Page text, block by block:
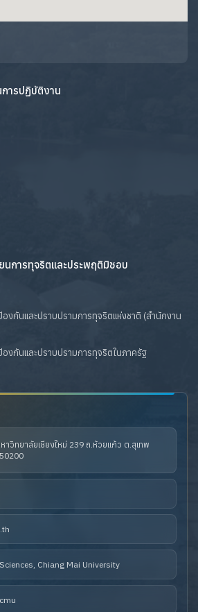
ารปฏิบัติงาน
นการทุจริตและประพฤติมิชอบ
งกันและปราบปรามการทุจริตแห่งชาติ (สำนักงาน
งกันและปราบปรามการทุจริตในภาครัฐ
วิทยาลัยเชียงใหม่ 239 ถ.ห้วยแก้ว ต.สุเทพ
Chiang Mai University